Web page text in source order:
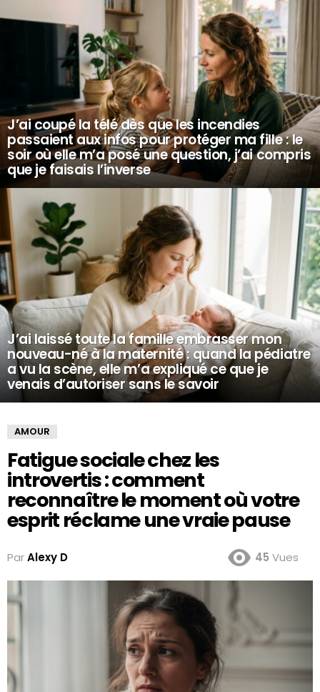
J’ai coupé la télé dès que les incendies
passaient aux infos pour protéger ma fille : le
soir où elle m’a posé une question, j’ai compris
que je faisais l’inverse
J’ai laissé toute la famille embrasser mon
nouveau-né à la maternité : quand la pédiatre
a vu la scène, elle m’a expliqué ce que je
venais d’autoriser sans le savoir
AMOUR
Fatigue sociale chez les
introvertis : comment
reconnaître le moment où votre
esprit réclame une vraie pause
ParAlexy D 45 Vues